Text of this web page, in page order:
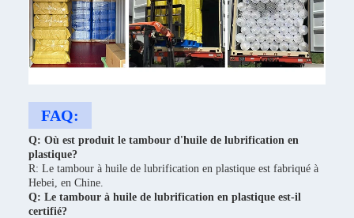
FAQ:
Q: Où est produit le tambour d'huile de lubrification en
plastique?
R: Le tambour à huile de lubrification en plastique est fabriqué à
Hebei, en Chine.
Q: Le tambour à huile de lubrification en plastique est-il
certifié?